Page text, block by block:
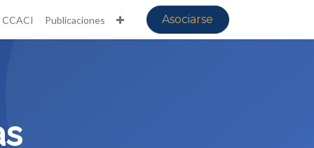
CCACI Publicaciones Asociarse